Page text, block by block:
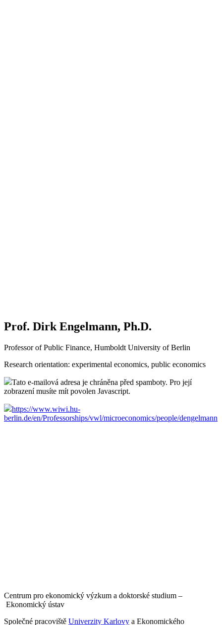
Prof. Dirk Engelmann, Ph.D.
Professor of Public Finance, Humboldt University of Berlin
Research orientation: experimental economics, public economics
Tato e-mailová adresa je chráněna před spamboty. Pro její
zobrazení musíte mít povolen Javascript.
https://www.wiwi.hu-
berlin.de/en/Professorships/vwl/microeconomics/people/dengelmann
Centrum pro ekonomický výzkum a doktorské studium –
Ekonomický ústav
Společné pracoviště Univerzity Karlovy a Ekonomického